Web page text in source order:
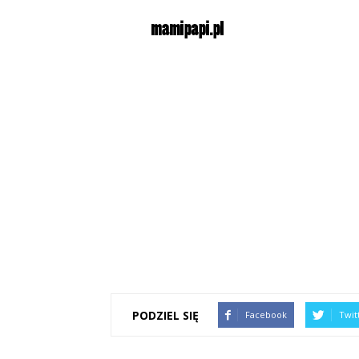
PODZIEL SIĘ Facebook